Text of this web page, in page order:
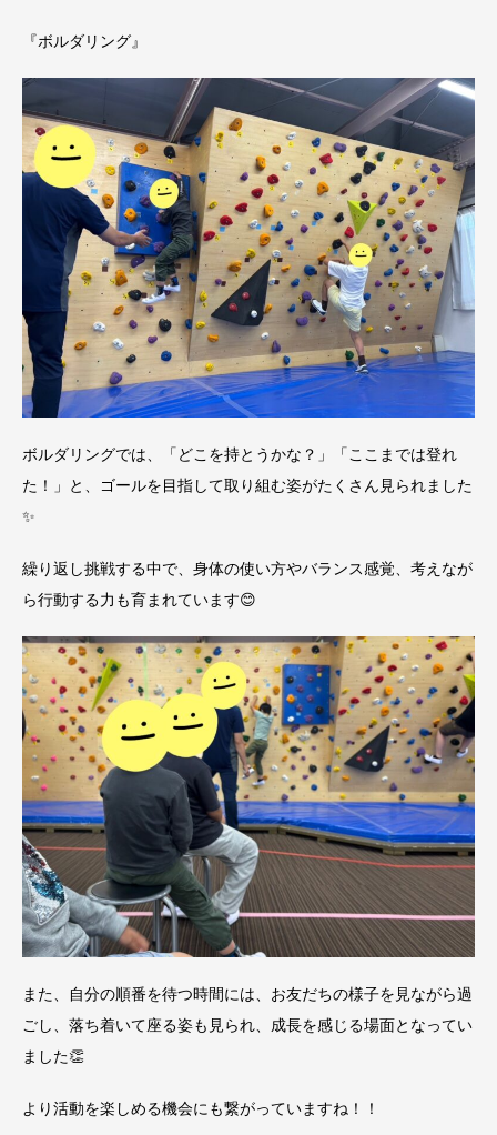
『ボルダリング』
ボルダリングでは、「どこを持とうかな？」「ここまでは登れ
た！」と、ゴールを目指して取り組む姿がたくさん見られました
✨
繰り返し挑戦する中で、身体の使い方やバランス感覚、考えなが
ら行動する力も育まれています😊
また、自分の順番を待つ時間には、お友だちの様子を見ながら過
ごし、落ち着いて座る姿も見られ、成長を感じる場面となってい
ました👏
より活動を楽しめる機会にも繋がっていますね！！